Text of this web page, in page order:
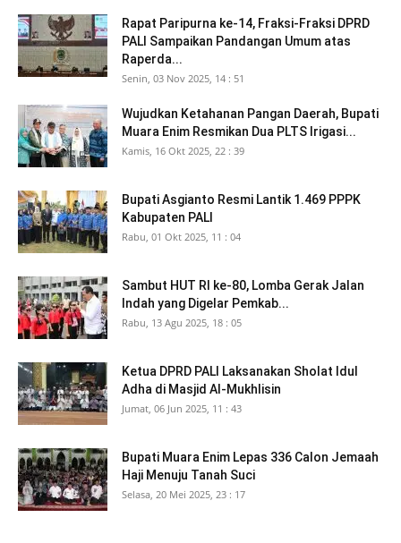
Rapat Paripurna ke-14, Fraksi-Fraksi DPRD
PALI Sampaikan Pandangan Umum atas
Raperda...
Senin, 03 Nov 2025, 14 : 51
Wujudkan Ketahanan Pangan Daerah, Bupati
Muara Enim Resmikan Dua PLTS Irigasi...
Kamis, 16 Okt 2025, 22 : 39
Bupati Asgianto Resmi Lantik 1.469 PPPK
Kabupaten PALI
Rabu, 01 Okt 2025, 11 : 04
Sambut HUT RI ke-80, Lomba Gerak Jalan
Indah yang Digelar Pemkab...
Rabu, 13 Agu 2025, 18 : 05
Ketua DPRD PALI Laksanakan Sholat Idul
Adha di Masjid Al-Mukhlisin
Jumat, 06 Jun 2025, 11 : 43
Bupati Muara Enim Lepas 336 Calon Jemaah
Haji Menuju Tanah Suci
Selasa, 20 Mei 2025, 23 : 17